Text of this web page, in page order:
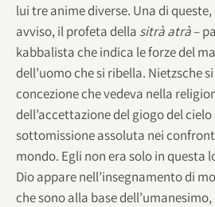
lui tre anime diverse. Una di
avviso, il profeta della sitrà atrà–
kabbalista che indica le forze del
dell’uomo che si ribella. Nietzsche
concezione che vedeva nella
dell’accettazione del giogo del
sottomissione assoluta nei
mondo. Egli non era solo in
Dio appare nell’insegnamento di
che sono alla base